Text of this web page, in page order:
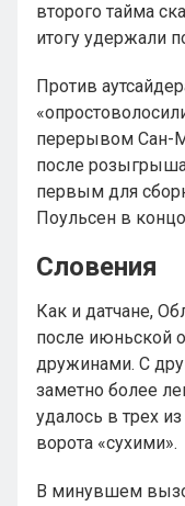
второго тайма
итогу удержали
Против
перерывом Сан-
после розыгрыша
первым для
Поульсен в
Словения
Как и датчане,
после июньской
дружинами. С
заметно более
удалось в трех
ворота «сухими».
В минувшем